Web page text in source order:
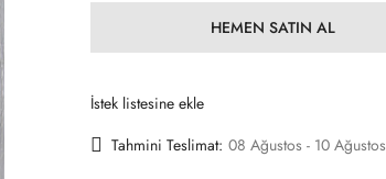
HEMEN SATIN AL
İstek listesine ekle
Tahmini Teslimat: 08 Ağustos - 10 Ağustos